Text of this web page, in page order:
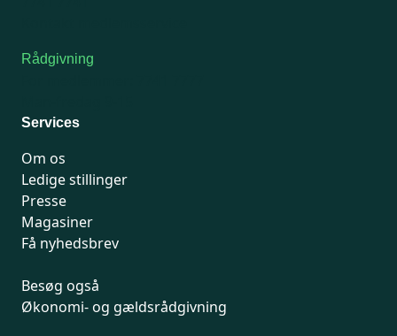
Rådgivning
Services
Om os
Ledige stillinger
Presse
Magasiner
Få nyhedsbrev
Besøg også
Økonomi- og gældsrådgivning